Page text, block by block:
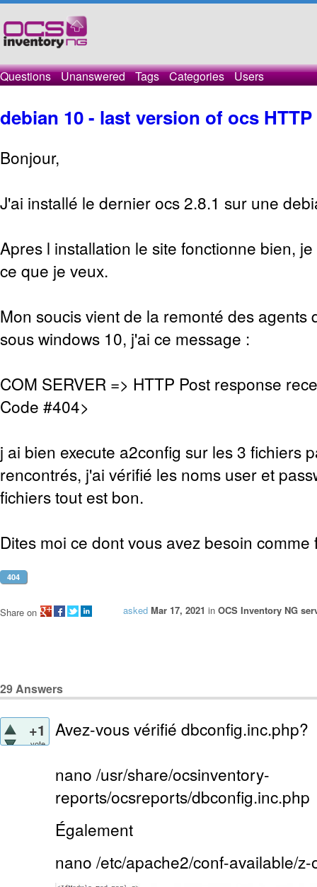
Questions Unanswered Tags Categories Users
debian 10 - last version of ocs
Bonjour,
J'ai installé le dernier ocs 2.8.1 sur une
Apres l installation le site fonctionne bien,
ce que je veux.
Mon soucis vient de la remonté des agents
sous windows 10, j'ai ce message :
COM SERVER => HTTP Post response
Code #404>
j ai bien execute a2config sur les 3 fichiers
rencontrés, j'ai vérifié les noms user et
fichiers tout est bon.
Dites moi ce dont vous avez besoin comme
404
asked Mar 17, 2021 in OCS Inventory NG
Share on
29Answers
+1
vote
Avez-vous vérifié dbconfig.inc.php?
nano /usr/share/ocsinventory-
reports/ocsreports/dbconfig.inc.php
Également
nano /etc/apache2/conf-available/